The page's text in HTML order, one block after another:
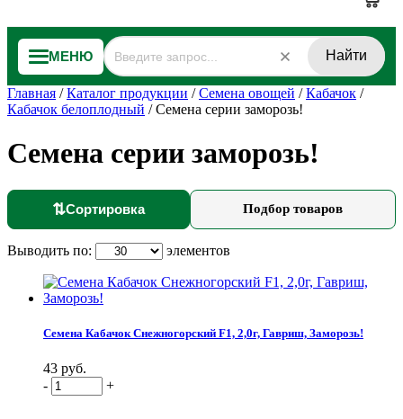
МЕНЮ Найти
Главная /Каталог продукции /Семена овощей /Кабачок /
Кабачок белоплодный /Семена серии заморозь!
Семена серии заморозь!
⇅Сортировка Подбор товаров
Выводить по: элементов
Семена Кабачок Снежногорский F1, 2,0г, Гавриш, Заморозь!
43 руб.
-
+